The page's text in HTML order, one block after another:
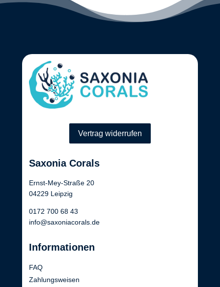
Vertrag widerrufen
Saxonia Corals
Ernst-Mey-Straße 20
04229 Leipzig
0172 700 68 43
info@saxoniacorals.de
Informationen
FAQ
Zahlungsweisen